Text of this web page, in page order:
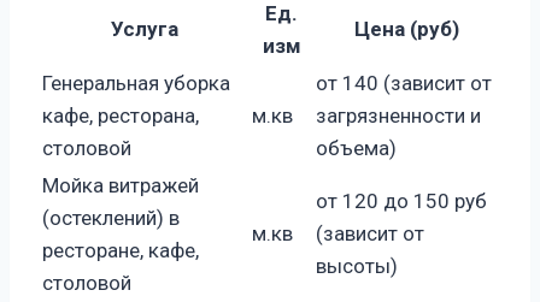
Услуга
Ед.
изм
Цена (руб)
Генеральная уборка
кафе, ресторана,
столовой
м.кв
от 140 (зависит от
загрязненности и
объема)
Мойка витражей
(остеклений) в
ресторане, кафе,
столовой
м.кв
от 120 до 150 руб
(зависит от
высоты)